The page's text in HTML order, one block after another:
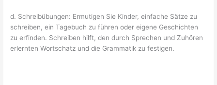
d. Schreibübungen: Ermutigen Sie Kinder, einfache Sätze zu
schreiben, ein Tagebuch zu führen oder eigene Geschichten
zu erfinden. Schreiben hilft, den durch Sprechen und Zuhören
erlernten Wortschatz und die Grammatik zu festigen.